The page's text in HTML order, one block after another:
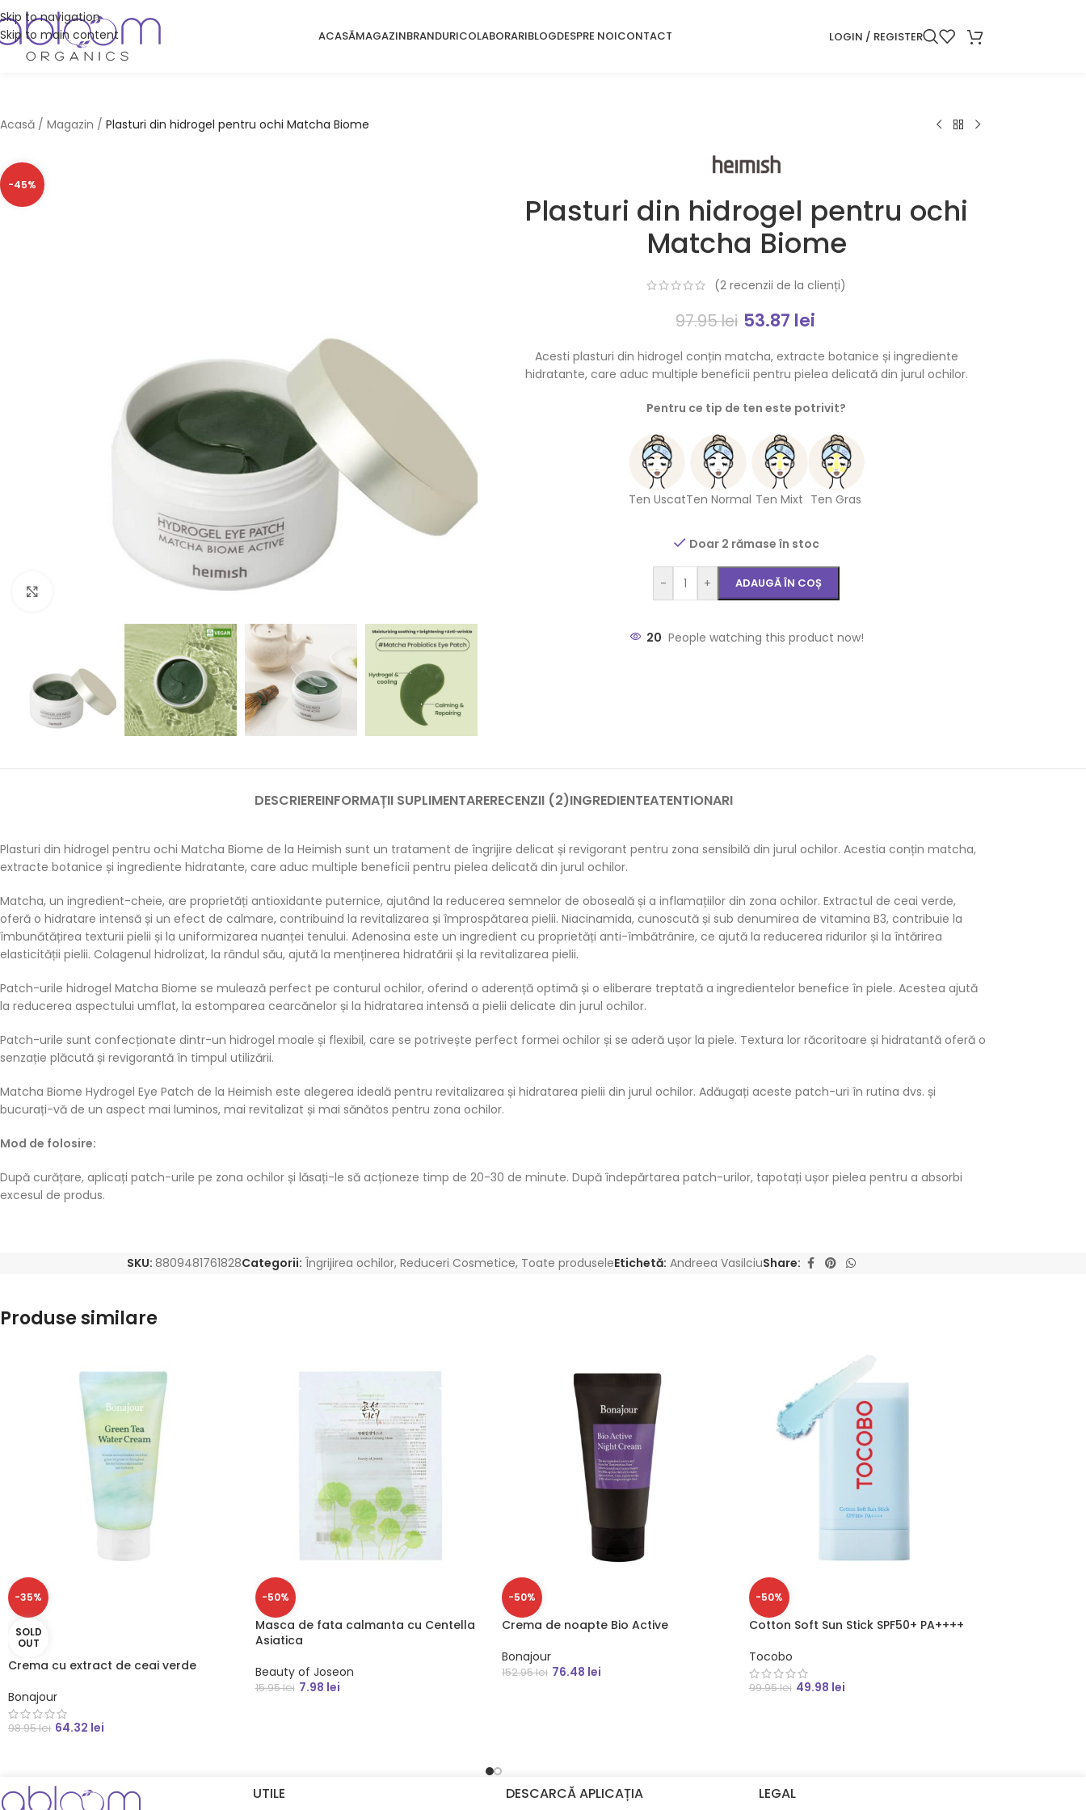
Skip to navigation
Skip to main content
ACASĂMAGAZINBRANDURICOLABORARIBLOGDESPRE NOICONTACT LOGIN / REGISTER
Acasă / Magazin / Plasturi din hidrogel pentru ochi Matcha Biome
-45%
Plasturi din hidrogel pentru ochi
Matcha Biome
(2 recenzii de la clienți)
97.95lei 53.87 lei
Acesti plasturi din hidrogel conțin matcha, extracte botanice și ingrediente
hidratante, care aduc multiple beneficii pentru pielea delicată din jurul ochilor.
Pentru ce tip de ten este potrivit?
Ten UscatTen Normal Ten Mixt Ten Gras
Doar 2 rămase în stoc
- + ADAUGĂ ÎN COȘ
20 People watching this product now!
DESCRIEREINFORMAȚII SUPLIMENTARERECENZII (2)INGREDIENTEATENTIONARI
Plasturi din hidrogel pentru ochi Matcha Biome de la Heimish sunt un tratament de îngrijire delicat și revigorant pentru zona sensibilă din jurul ochilor. Acestia conțin matcha,
extracte botanice și ingrediente hidratante, care aduc multiple beneficii pentru pielea delicată din jurul ochilor.
Matcha, un ingredient-cheie, are proprietăți antioxidante puternice, ajutând la reducerea semnelor de oboseală și a inflamațiilor din zona ochilor. Extractul de ceai verde,
oferă o hidratare intensă și un efect de calmare, contribuind la revitalizarea și împrospătarea pielii. Niacinamida, cunoscută și sub denumirea de vitamina B3, contribuie la
îmbunătățirea texturii pielii și la uniformizarea nuanței tenului. Adenosina este un ingredient cu proprietăți anti-îmbătrânire, ce ajută la reducerea ridurilor și la întărirea
elasticității pielii. Colagenul hidrolizat, la rândul său, ajută la menținerea hidratării și la revitalizarea pielii.
Patch-urile hidrogel Matcha Biome se mulează perfect pe conturul ochilor, oferind o aderență optimă și o eliberare treptată a ingredientelor benefice în piele. Acestea ajută
la reducerea aspectului umflat, la estomparea cearcănelor și la hidratarea intensă a pielii delicate din jurul ochilor.
Patch-urile sunt confecționate dintr-un hidrogel moale și flexibil, care se potrivește perfect formei ochilor și se aderă ușor la piele. Textura lor răcoritoare și hidratantă oferă o
senzație plăcută și revigorantă în timpul utilizării.
Matcha Biome Hydrogel Eye Patch de la Heimish este alegerea ideală pentru revitalizarea și hidratarea pielii din jurul ochilor. Adăugați aceste patch-uri în rutina dvs. și
bucurați-vă de un aspect mai luminos, mai revitalizat și mai sănătos pentru zona ochilor.
Mod de folosire:
După curățare, aplicați patch-urile pe zona ochilor și lăsați-le să acționeze timp de 20-30 de minute. După îndepărtarea patch-urilor, tapotați ușor pielea pentru a absorbi
excesul de produs.
SKU: 8809481761828Categorii: Îngrijirea ochilor, Reduceri Cosmetice, Toate produseleEtichetă: Andreea VasilciuShare:
Produse similare
-35%
SOLD
OUT
Crema cu extract de ceai verde
Bonajour
98.95lei 64.32 lei
-50%
Masca de fata calmanta cu Centella
Asiatica
Beauty of Joseon
15.95lei 7.98 lei
-50%
Crema de noapte Bio Active
Bonajour
152.95lei 76.48 lei
-50%
Cotton Soft Sun Stick SPF50+ PA++++
Tocobo
99.95lei 49.98 lei
UTILE DESCARCĂ APLICAȚIA LEGAL